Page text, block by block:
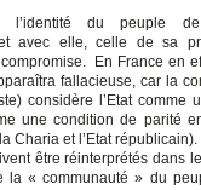
du peuple
avec elle, celle de sa
En France en
fallacieuse, car la
considère l’Etat comme
une condition de parité
Charia et l’Etat
être réinterprétés dans
« communauté » du